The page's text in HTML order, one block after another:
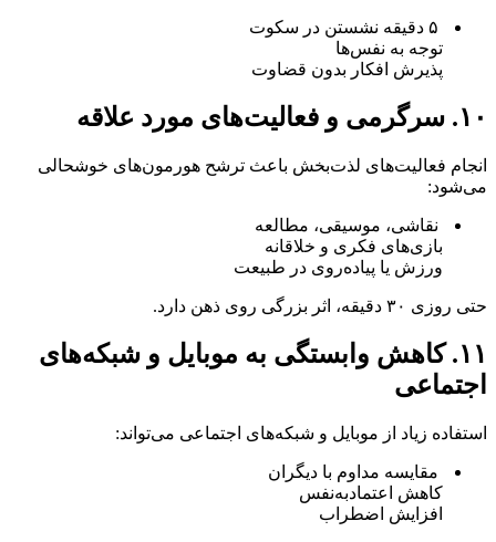
توجه به نفس‌ها
پذیرش افکار بدون قضاوت
۱۰. سرگرمی و فعالیت‌های مورد علاقه
انجام فعالیت‌های لذت‌بخش باعث ترشح هورمون‌های خوشحالی
می‌شود:
نقاشی، موسیقی، مطالعه
بازی‌های فکری و خلاقانه
ورزش یا پیاده‌روی در طبیعت
حتی روزی ۳۰ دقیقه، اثر بزرگی روی ذهن دارد.
۱۱. کاهش وابستگی به موبایل و شبکه‌های
اجتماعی
استفاده زیاد از موبایل و شبکه‌های اجتماعی می‌تواند:
مقایسه مداوم با دیگران
کاهش اعتمادبه‌نفس
افزایش اضطراب